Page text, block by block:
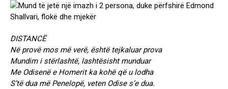
DISTANCË
Në provë mos më verë, është tejkaluar prova
Mundim i stërlashtë, lashtësisht munduar
Me Odisenë e Homerit ka kohë që u lodha
S’të dua më Penelopë, veten Odise s’e dua.